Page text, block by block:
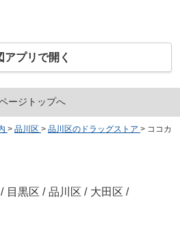
アプリで開く
ージトップへ
> 品川区 > 品川区のドラッグストア > ココカ
/ 目黒区 / 品川区 / 大田区 /